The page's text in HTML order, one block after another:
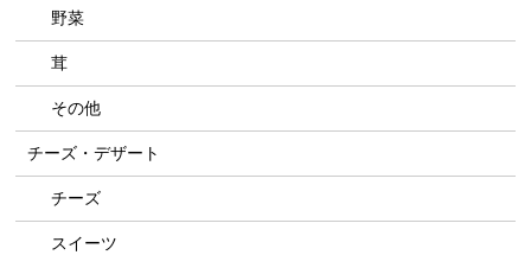
野菜
茸
その他
チーズ・デザート
チーズ
スイーツ